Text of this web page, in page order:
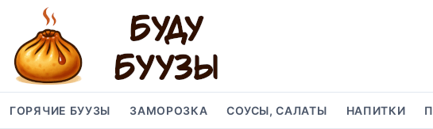
ГОРЯЧИЕ БУУЗЫ ЗАМОРОЗКА СОУСЫ, САЛАТЫ НАПИТКИ